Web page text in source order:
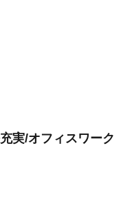
実/オフィスワーク